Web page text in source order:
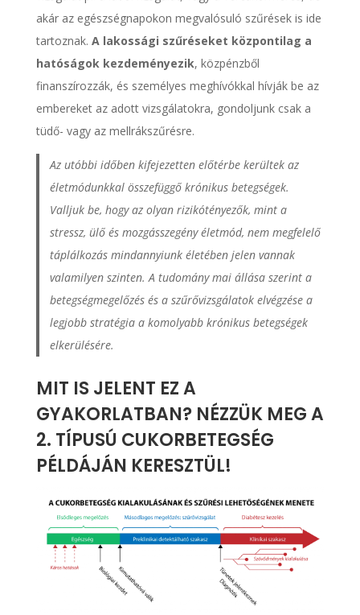
akár az egészségnapokon megvalósuló szűrések is ide
tartoznak. A lakossági szűréseket központilag a
hatóságok kezdeményezik, közpénzből
finanszírozzák, és személyes meghívókkal hívják be az
embereket az adott vizsgálatokra, gondoljunk csak a
tüdő- vagy az mellrákszűrésre.
Az utóbbi időben kifejezetten előtérbe kerültek az
életmódunkkal összefüggő krónikus betegségek.
Valljuk be, hogy az olyan rizikótényezők, mint a
stressz, ülő és mozgásszegény életmód, nem megfelelő
táplálkozás mindannyiunk életében jelen vannak
valamilyen szinten. A tudomány mai állása szerint a
betegségmegelőzés és a szűrővizsgálatok elvégzése a
legjobb stratégia a komolyabb krónikus betegségek
elkerülésére.
MIT IS JELENT EZ A
GYAKORLATBAN? NÉZZÜK MEG A
2. TÍPUSÚ CUKORBETEGSÉG
PÉLDÁJÁN KERESZTÜL!